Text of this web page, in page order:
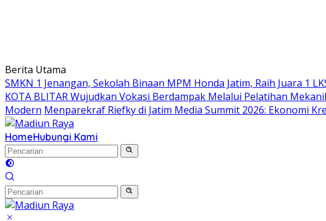
Berita Utama
SMKN 1 Jenangan, Sekolah Binaan MPM Honda Jatim, Raih Juara 1
KOTA BLITAR Wujudkan Vokasi Berdampak Melalui Pelatihan
Modern Menparekraf Riefky di Jatim Media Summit 2026: Ekonomi
HomeHubungi Kami